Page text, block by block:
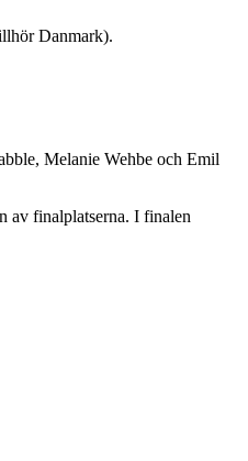
Danmark).
Melanie Wehbe och Emil
av finalplatserna. I finalen